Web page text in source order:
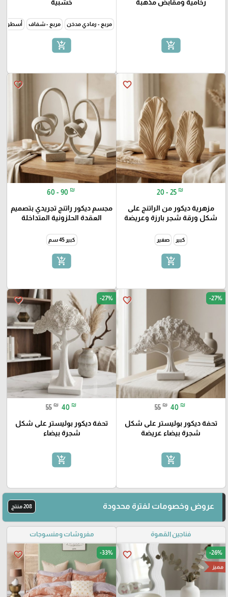
رخامية ومقابض مذهبة
add_shopping_cart
خشبية
مربع - رمادي مدخن مربع - شفاف
add_shopping_cart
favorite_border
20 - 25 ₪
مزهرية ديكور من الراتنج على
شكل ورقة شجر بارزة وعريضة
كبير صغير
add_shopping_cart
favorite_border
60 - 90 ₪
مجسم ديكور راتنج تجريدي بتصميم
العقدة الحلزونية المتداخلة
كبير 45 سم
add_shopping_cart
favorite_border -27%
55 ₪ 40 ₪
تحفة ديكور بوليستر على شكل
شجرة بيضاء عريضة
add_shopping_cart
favorite_border -27%
55 ₪ 40 ₪
تحفة ديكور بوليستر على شكل
شجرة بيضاء
add_shopping_cart
عروض وخصومات لفترة محدودة 208 منتج
فناجين القهوة
favorite_border -26%
مميز
مفروشات ومنسوجات
favorite_border -33%